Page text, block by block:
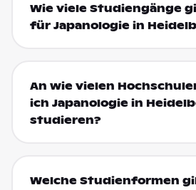
Wie viele Studiengänge
für Japanologie in
An wie vielen
ich Japanologie in
studieren?
Welche Studienformen